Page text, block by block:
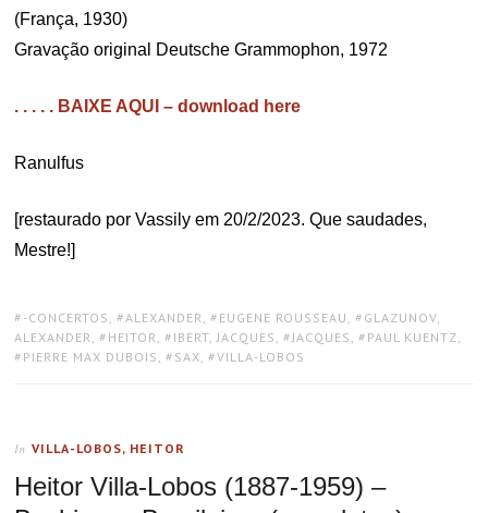
(França, 1930)
Gravação original Deutsche Grammophon, 1972
. . . . . BAIXE AQUI – download here
Ranulfus
[restaurado por Vassily em 20/2/2023. Que saudades,
Mestre!]
TAGS:
-CONCERTOS , ALEXANDER, EUGENE ROUSSEAU , GLAZUNOV,
ALEXANDER, HEITOR, IBERT, JACQUES , JACQUES , PAUL KUENTZ,
PIERRE MAX DUBOIS , SAX, VILLA-LOBOS
In VILLA-LOBOS, HEITOR
Heitor Villa-Lobos (1887-1959) –